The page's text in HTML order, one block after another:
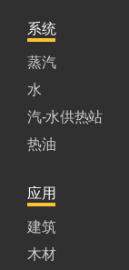
系统
蒸汽
水
汽-水供热站
热油
应用
建筑
木材